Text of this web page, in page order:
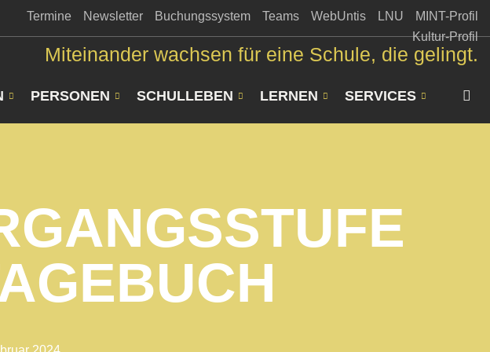
Termine Newsletter Buchungssystem Teams WebUntis LNU
MINT-Profil
Kultur-Profil
Miteinander wachsen für eine Schule, die gelingt.
PERSONEN SCHULLEBEN LERNEN SERVICES